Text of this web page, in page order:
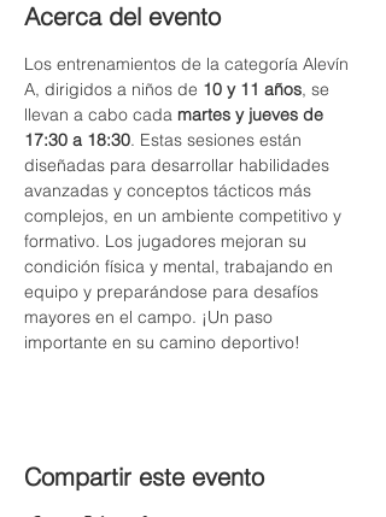
Acerca del evento
Los entrenamientos de la categoría Alevín
A, dirigidos a niños de 10 y 11 años, se
llevan a cabo cada martes y jueves de
17:30 a 18:30. Estas sesiones están
diseñadas para desarrollar habilidades
avanzadas y conceptos tácticos más
complejos, en un ambiente competitivo y
formativo. Los jugadores mejoran su
condición física y mental, trabajando en
equipo y preparándose para desafíos
mayores en el campo. ¡Un paso
importante en su camino deportivo!
Compartir este evento